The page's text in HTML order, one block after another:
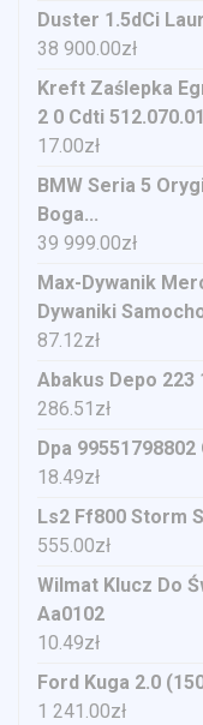
Duster 1.5dCi
38 900.00zł
Kreft Zaślepka
2 0 Cdti 512.070.01
17.00zł
BMW Seria 5
Boga...
39 999.00zł
Max-Dywanik
Dywaniki
87.12zł
Abakus Depo 223
286.51 zł
Dpa
18.49zł
Ls2 Ff800 Storm
555.00zł
Wilmat Klucz Do
Aa0102
10.49zł
Ford Kuga 2.0
1 241.00zł